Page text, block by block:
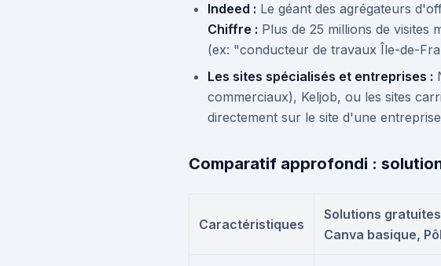
Indeed : Le géant des agrégateurs
Chiffre : Plus de 25 millions de visites
(ex: "conducteur de travaux Île-de-
Les sites spécialisés et entreprises :
commerciaux), Keljob, ou les sites
directement sur le site d'une
Comparatif approfondi :
Caractéristiques
Solutions
Canva basique,